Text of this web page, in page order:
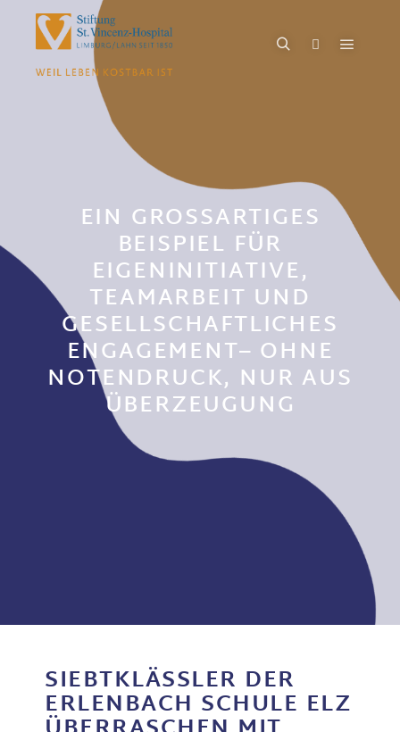
EIN GROSSARTIGES B
EISPIEL FÜR E
IGENINITIATIVE, T
EAMARBEIT UND G
ESELLSCHAFTLICHES E
NGAGEMENT– OHNE N
OTENDRUCK, NUR AUS Ü
BERZEUGUNG
SIEBTKLÄSSLER DER
ERLENBACH SCHULE ELZ